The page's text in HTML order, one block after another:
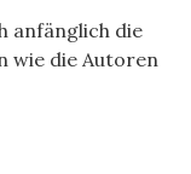
anfänglich die
wie die Autoren